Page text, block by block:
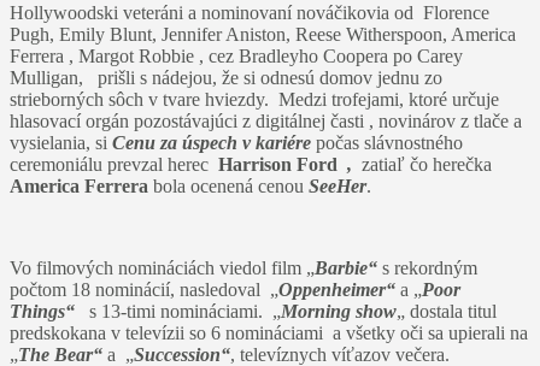
Hollywoodski veteráni a nominovaní nováčikovia od Florence
Pugh, Emily Blunt, Jennifer Aniston, Reese Witherspoon, America
Ferrera , Margot Robbie , cez Bradleyho Coopera po Carey
Mulligan, prišli s nádejou, že si odnesú domov jednu zo
strieborných sôch v tvare hviezdy. Medzi trofejami, ktoré určuje
hlasovací orgán pozostávajúci z digitálnej časti , novinárov z tlače a
vysielania, si Cenu za úspech v kariére počas slávnostného
ceremoniálu prevzal herec Harrison Ford , zatiaľ čo herečka
America Ferrera bola ocenená cenou SeeHer.
Vo filmových nomináciách viedol film „Barbie“ s rekordným
počtom 18 nominácií, nasledoval „Oppenheimer“ a „Poor
Things“
s 13-timi nomináciami. „Morning show„ dostala titul
predskokana v televízii so 6 nomináciami a všetky oči sa upierali na
„The Bear“ a „Succession“, televíznych víťazov večera.